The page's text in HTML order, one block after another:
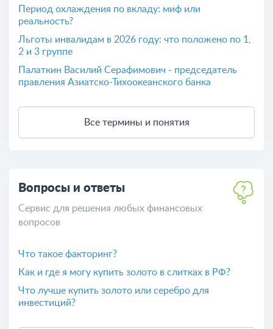
Период охлаждения по вкладу: миф или
реальность?
Льготы инвалидам в 2026 году: что положено по 1,
2 и 3 группе
Палаткин Василий Серафимович - председатель
правления Азиатско-Тихоокеанского банка
Все термины и понятия
Вопросы и ответы
Сервис для решения любых финансовых
вопросов
Что такое факторинг?
Как и где я могу купить золото в слитках в РФ?
Что лучше купить золото или серебро для
инвестиций?